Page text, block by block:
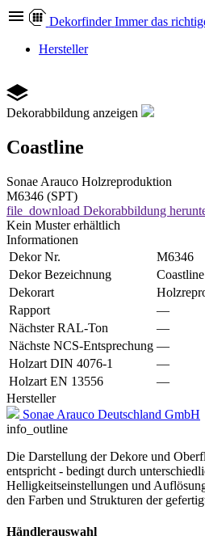
Dekorfinder Immer das
Hersteller
Dekorabbildung anzeigen
Coastline
Sonae Arauco Holzreproduktion
M6346 (SPT)
file_download Dekorabbildung
Kein Muster erhältlich
Informationen
Dekor Nr.
M6346
Dekor Bezeichnung
Coastline
Dekorart
Rapport
—
Nächster RAL-Ton
—
Nächste NCS-Entsprechung —
Holzart DIN 4076-1
—
Holzart EN 13556
—
Hersteller
Sonae Arauco Deutschland GmbH
info_outline
Die Darstellung der Dekore und
entspricht - bedingt durch
Helligkeitseinstellungen und
den Farben und Strukturen der
Händlerauswahl